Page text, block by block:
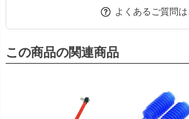
よくあるご質問は
この商品の関連商品